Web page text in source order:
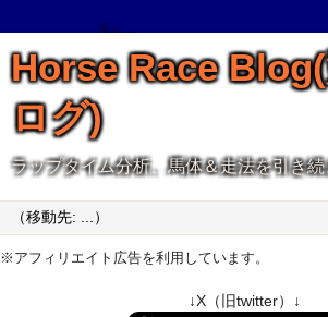
Horse Race
ログ)
ラップタイム分析、馬体＆走法を引き
※アフィリエイト広告を利用しています。
↓X（旧twitter）↓